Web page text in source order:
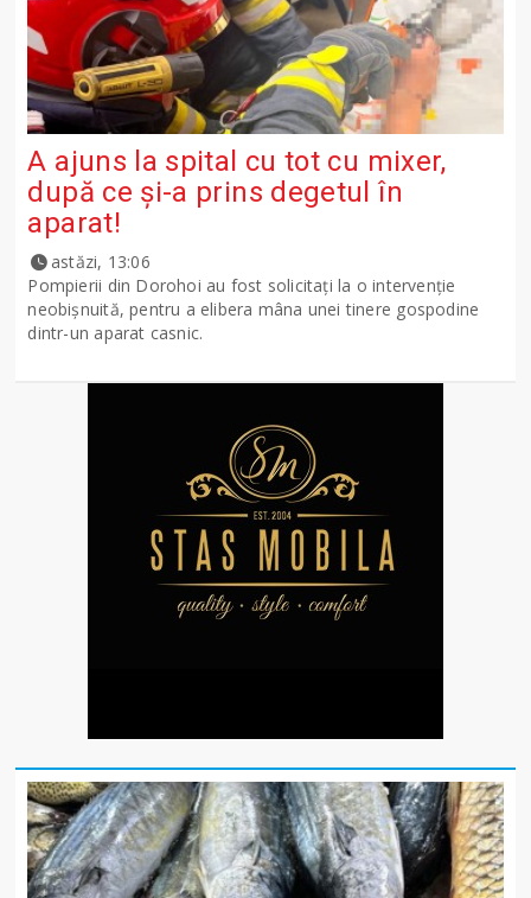
A ajuns la spital cu tot cu mixer,
după ce și-a prins degetul în
aparat!
astăzi, 13:06
Pompierii din Dorohoi au fost solicitați la o intervenție
neobișnuită, pentru a elibera mâna unei tinere gospodine
dintr-un aparat casnic.